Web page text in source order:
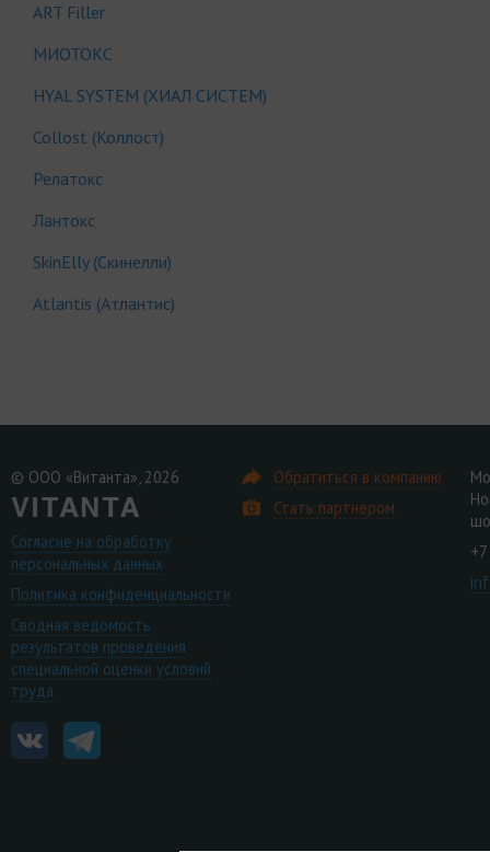
АRT Filler
МИОТОКС
HYAL SYSTEM (ХИАЛ СИСТЕМ)
Collost (Коллост)
Релатокс
Лантокс
SkinElly (Скинелли)
Atlantis (Атлантис)
© ООО «Витанта», 2026
Согласие на обработку
персональных данных
Политика конфиденциальности
Сводная ведомость
результатов проведения
специальной оценки условий
труда
Обратиться в компанию
Стать партнером